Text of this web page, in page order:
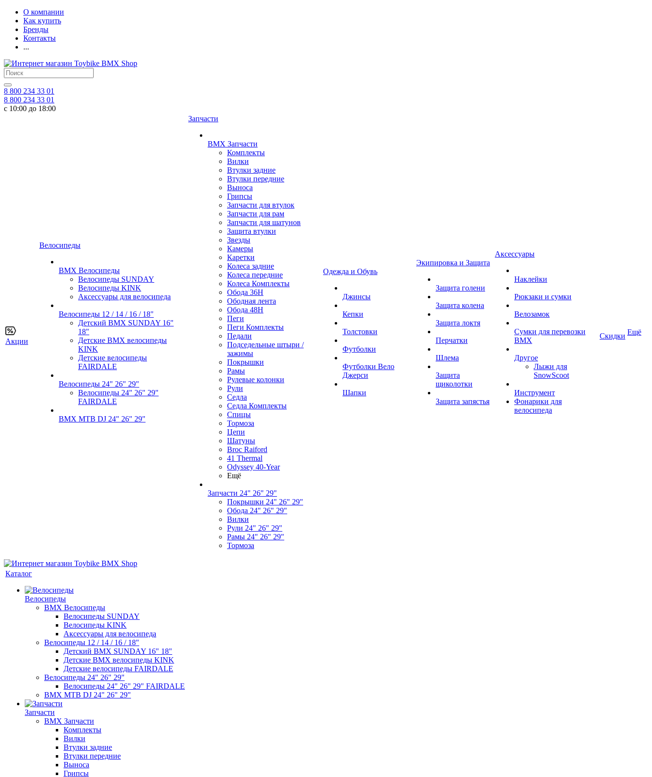
О компании
Как купить
Бренды
Контакты
...
8 800 234 33 01
8 800 234 33 01
с 10:00 до 18:00
Акции
Велосипеды
BMX Велосипеды
Велосипеды SUNDAY
Велосипеды KINK
Аксессуары для велосипеда
Велосипеды 12 / 14 / 16 / 18"
Детский BMX SUNDAY 16"
18"
Детские BMX велосипеды
KINK
Детские велосипеды
FAIRDALE
Велосипеды 24" 26" 29"
Велосипеды 24" 26" 29"
FAIRDALE
BMX MTB DJ 24" 26" 29"
Запчасти
BMX Запчасти
Комплекты
Вилки
Втулки задние
Втулки передние
Выноса
Грипсы
Запчасти для втулок
Запчасти для рам
Запчасти для шатунов
Защита втулки
Звезды
Камеры
Каретки
Колеса задние
Колеса передние
Колеса Комплекты
Обода 36H
Ободная лента
Обода 48H
Пеги
Пеги Комплекты
Педали
Подседельные штыри /
зажимы
Покрышки
Рамы
Рулевые колонки
Рули
Седла
Седла Комплекты
Спицы
Тормоза
Цепи
Шатуны
Broc Raiford
41 Thermal
Odyssey 40-Year
Ещё
Запчасти 24" 26" 29"
Покрышки 24" 26" 29"
Обода 24" 26" 29"
Вилки
Рули 24" 26" 29"
Рамы 24" 26" 29"
Тормоза
Одежда и Обувь
Джинсы
Кепки
Толстовки
Футболки
Футболки Вело
Джерси
Шапки
Экипировка и Защита
Защита голени
Защита колена
Защита локтя
Перчатки
Шлема
Защита
щиколотки
Защита запястья
Аксессуары
Наклейки
Рюкзаки и сумки
Велозамок
Сумки для перевозки
BMX
Другое
Лыжи для
SnowScoot
Инструмент
Фонарики для
велосипеда
Скидки Ещё
Каталог
Велосипеды
BMX Велосипеды
Велосипеды SUNDAY
Велосипеды KINK
Аксессуары для велосипеда
Велосипеды 12 / 14 / 16 / 18"
Детский BMX SUNDAY 16" 18"
Детские BMX велосипеды KINK
Детские велосипеды FAIRDALE
Велосипеды 24" 26" 29"
Велосипеды 24" 26" 29" FAIRDALE
BMX MTB DJ 24" 26" 29"
Запчасти
BMX Запчасти
Комплекты
Вилки
Втулки задние
Втулки передние
Выноса
Грипсы